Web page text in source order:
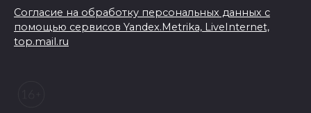
Согласие на обработку персональных данных с
помощью сервисов Yandex.Metrika, LiveInternet,
top.mail.ru